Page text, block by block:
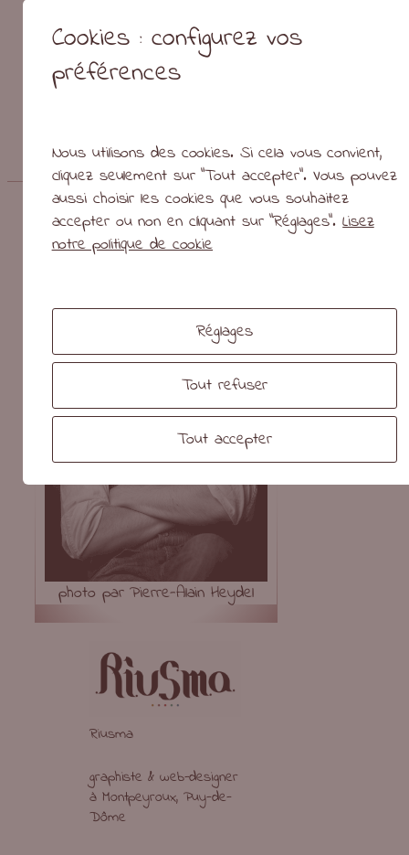
Vérifiez vos paramètres
Voir la vidéo surYouTube
Simon Laurent Défrichage →
Vous êtes ici :Accueil /Portfolio/ Graphisme/Loup Didg’
photo par Pierre-Alain Heydel
Riusma
graphiste & web-designer
à Montpeyroux, Puy-de-
Dôme
Portfolio
gribouilles &
Cookies : configurez vos
préférences
Nous utilisons des cookies. Si cela vous convient,
cliquez seulement sur "Tout accepter". Vous pouvez
aussi choisir les cookies que vous souhaitez
accepter ou non en cliquant sur "Réglages".Lisez
notre politique de cookie
Réglages
Tout refuser
Tout accepter